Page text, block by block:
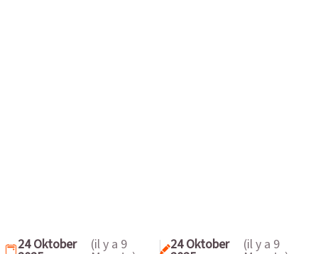
24 Oktober (il y a 9 24 Oktober (il y a 9